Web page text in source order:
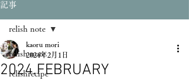
記事
relish note
relishrecipe
relish note
2024.FEBRUARY
kaoru mori
2024年2月1日